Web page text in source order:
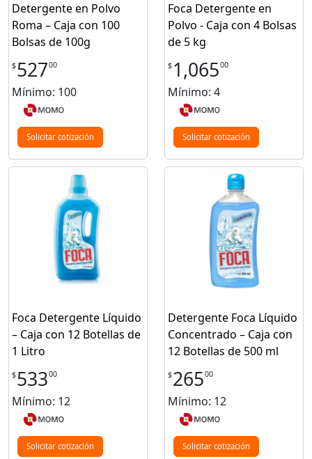
Detergente en Polvo
Roma – Caja con 100
Bolsas de 100g
$52700
Mínimo: 100
Solicitar cotización
Foca Detergente en
Polvo - Caja con 4 Bolsas
de 5 kg
$ 1,06500
Mínimo: 4
Solicitar cotización
Foca Detergente Líquido
– Caja con 12 Botellas de
1 Litro
$53300
Mínimo: 12
Solicitar cotización
Detergente Foca Líquido
Concentrado – Caja con
12 Botellas de 500 ml
$26500
Mínimo: 12
Solicitar cotización